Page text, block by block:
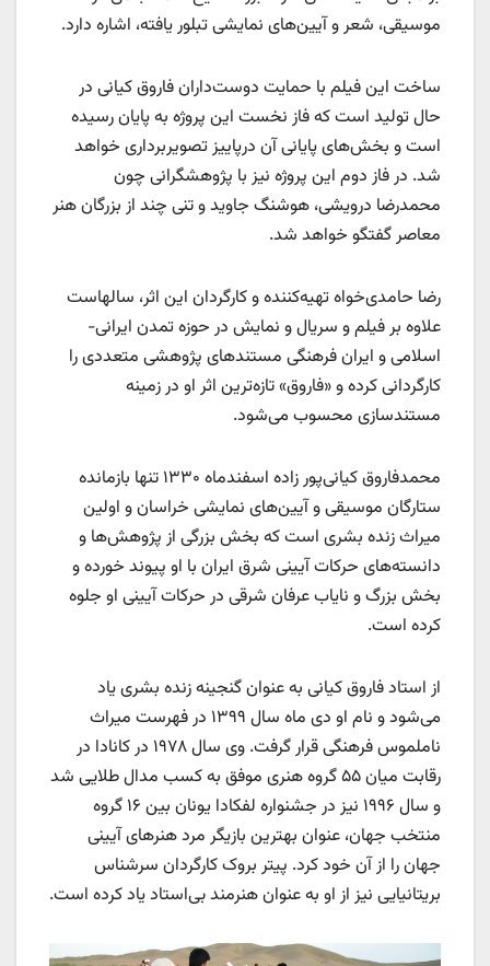
موسیقی، شعر و آیین‌های نمایشی تبلور یافته، اشاره دارد.
ساخت این فیلم با حمایت دوست‌داران فاروق کیانی در
حال تولید است که فاز نخست این پروژه به پایان رسیده
است و بخش‌های پایانی آن درپاییز تصویربرداری خواهد
شد. در فاز دوم این پروژه نیز با پژوهشگرانی چون
محمدرضا درویشی، هوشنگ جاوید و تنی چند از بزرگان هنر
معاصر گفتگو خواهد شد.
رضا حامدی‌خواه تهیه‌کننده و کارگردان این اثر، سالهاست
علاوه بر فیلم و سریال و نمایش در حوزه تمدن ایرانی-
اسلامی و ایران فرهنگی مستندهای پژوهشی متعددی را
کارگردانی کرده و «فاروق» تازه‌ترین اثر او در زمینه
مستندسازی محسوب می‌شود.
محمدفاروق کیانی‌پور زاده اسفندماه ۱۳۳۰ تنها بازمانده
ستارگان موسیقی و آیین‌های نمایشی خراسان و اولین
میراث زنده بشری است که بخش بزرگی از پژوهش‌ها و
دانسته‌های حرکات آیینی شرق ایران با او پیوند خورده و
بخش بزرگ و نایاب عرفان شرقی در حرکات آیینی او جلوه
کرده است.
از استاد فاروق کیانی به عنوان گنجینه زنده بشری یاد
می‌شود و نام او دی ماه سال ۱۳۹۹ در فهرست میراث
ناملموس فرهنگی قرار گرفت. وی سال ۱۹۷۸ در کانادا در
رقابت میان ۵۵ گروه هنری موفق به کسب مدال طلایی شد
و سال ۱۹۹۶ نیز در جشنواره لفکادا یونان بین ۱۶ گروه
منتخب جهان، عنوان بهترین بازیگر مرد هنرهای آیینی
جهان را از آن خود کرد. پیتر بروک کارگردان سرشناس
بریتانیایی نیز از او به عنوان هنرمند بی‌استاد یاد کرده است.